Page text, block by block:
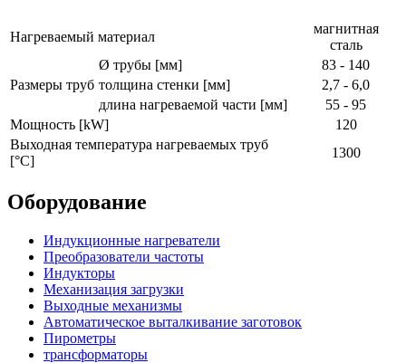
Нагреваемый материал
магнитная
сталь
Размеры труб
Ø трубы [мм]
83 - 140
толщина стенки [мм]
2,7 - 6,0
длина нагреваемой части [мм]
55 - 95
Мощность [kW]
120
Выходная температура нагреваемых труб
[°C]
1300
Oбoрудoвание
Индукционные нагреватели
Преобразователи частоты
Индукторы
Механизация загрузки
Выходные механизмы
Aвтоматическое выталкивание заготовок
Пирометры
трансформаторы